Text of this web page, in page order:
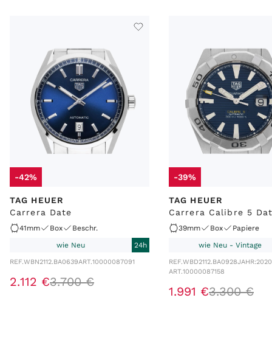
-42%
TAG HEUER
Carrera Date
41mm Box
Beschr.
wie Neu
24h
REF.WBN2112.BA0639ART.10000087091
2.112 €3.700 €
-39%
TAG HEUER
Carrera Calibre 5
39mm Box
Papiere
wie Neu - Vintage
REF.WBD2112.BA0928JAHR:2020
ART.10000087158
1.991 €3.300 €